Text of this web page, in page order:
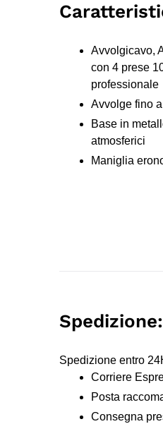
Avvolgicavo,
con 4 prese
professionale
Avvolge fino
Base in
atmosferici
Maniglia
Spedizione:
Spedizione entro
Corriere
Posta
Consegna